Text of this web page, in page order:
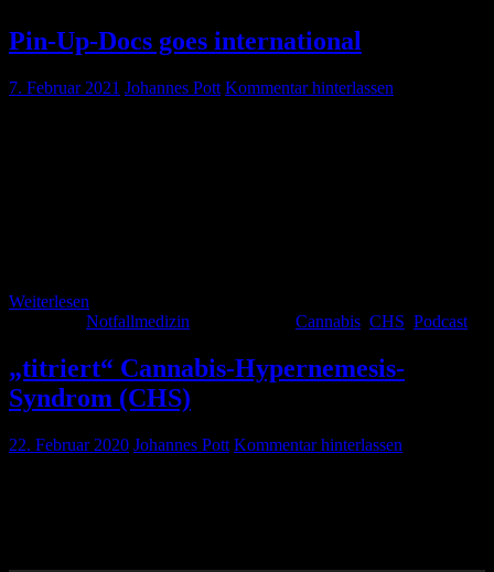
Pin-Up-Docs goes international
7. Februar 2021 Johannes Pott Kommentar hinterlassen
Weiterlesen
Notfallmedizin Cannabis CHS Podcast
„titriert“ Cannabis-Hypernemesis-
Syndrom (CHS)
22. Februar 2020 Johannes Pott Kommentar hinterlassen